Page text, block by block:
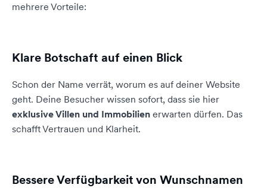
mehrere Vorteile:
Klare Botschaft auf einen Blick
Schon der Name verrät, worum es auf deiner Website
geht. Deine Besucher wissen sofort, dass sie hier
exklusive Villen und Immobilien erwarten dürfen. Das
schafft Vertrauen und Klarheit.
Bessere Verfügbarkeit von Wunschnamen